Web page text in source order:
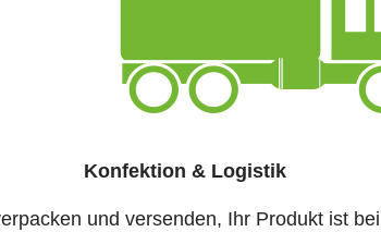
Konfektion & Logistik
und versenden, Ihr Produkt ist